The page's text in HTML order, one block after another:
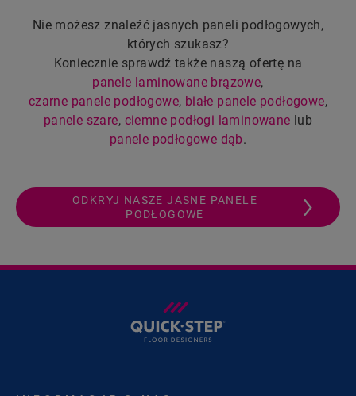
Nie możesz znaleźć jasnych paneli podłogowych,
których szukasz?
Koniecznie sprawdź także naszą ofertę na
panele laminowane brązowe,
czarne panele podłogowe, białe panele podłogowe,
panele szare, ciemne podłogi laminowane lub
panele podłogowe dąb.
ODKRYJ NASZE JASNE PANELE
PODŁOGOWE